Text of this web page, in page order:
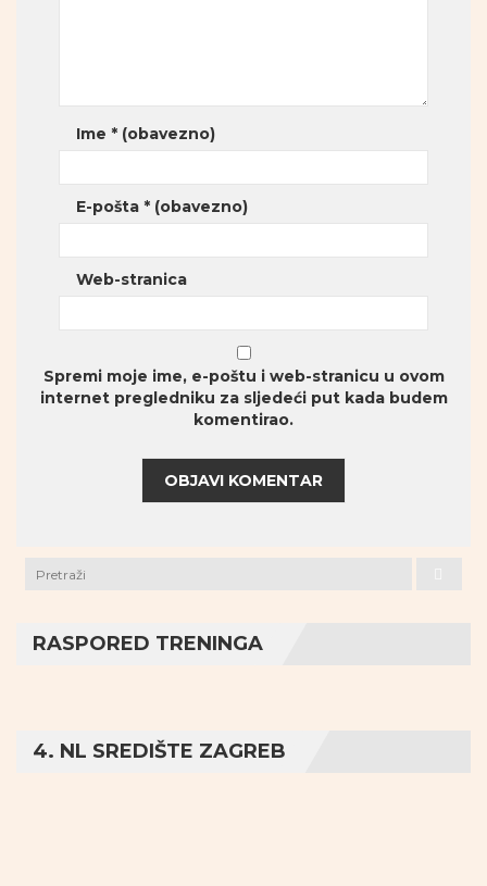
Ime * (obavezno)
E-pošta * (obavezno)
Web-stranica
Spremi moje ime, e-poštu i web-stranicu u ovom
internet pregledniku za sljedeći put kada budem
komentirao.
RASPORED TRENINGA
4. NL SREDIŠTE ZAGREB